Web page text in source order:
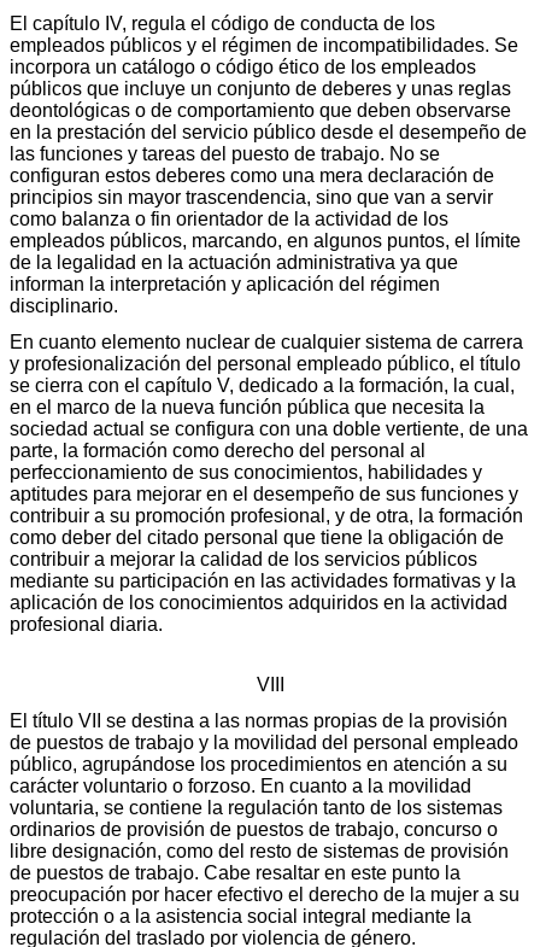
El capítulo IV, regula el código de conducta de los
empleados públicos y el régimen de incompatibilidades. Se
incorpora un catálogo o código ético de los empleados
públicos que incluye un conjunto de deberes y unas reglas
deontológicas o de comportamiento que deben observarse
en la prestación del servicio público desde el desempeño de
las funciones y tareas del puesto de trabajo. No se
configuran estos deberes como una mera declaración de
principios sin mayor trascendencia, sino que van a servir
como balanza o fin orientador de la actividad de los
empleados públicos, marcando, en algunos puntos, el límite
de la legalidad en la actuación administrativa ya que
informan la interpretación y aplicación del régimen
disciplinario.
En cuanto elemento nuclear de cualquier sistema de carrera
y profesionalización del personal empleado público, el título
se cierra con el capítulo V, dedicado a la formación, la cual,
en el marco de la nueva función pública que necesita la
sociedad actual se configura con una doble vertiente, de una
parte, la formación como derecho del personal al
perfeccionamiento de sus conocimientos, habilidades y
aptitudes para mejorar en el desempeño de sus funciones y
contribuir a su promoción profesional, y de otra, la formación
como deber del citado personal que tiene la obligación de
contribuir a mejorar la calidad de los servicios públicos
mediante su participación en las actividades formativas y la
aplicación de los conocimientos adquiridos en la actividad
profesional diaria.
VIII
El título VII se destina a las normas propias de la provisión
de puestos de trabajo y la movilidad del personal empleado
público, agrupándose los procedimientos en atención a su
carácter voluntario o forzoso. En cuanto a la movilidad
voluntaria, se contiene la regulación tanto de los sistemas
ordinarios de provisión de puestos de trabajo, concurso o
libre designación, como del resto de sistemas de provisión
de puestos de trabajo. Cabe resaltar en este punto la
preocupación por hacer efectivo el derecho de la mujer a su
protección o a la asistencia social integral mediante la
regulación del traslado por violencia de género.